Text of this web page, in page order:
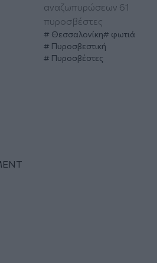
αναζωπυρώσεων 61
πυροσβέστες
Θεσσαλονίκη
φωτιά
Πυροσβεστική
Πυροσβέστες